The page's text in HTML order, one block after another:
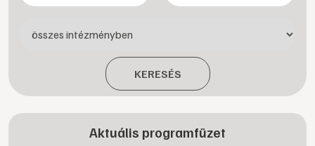
KERESÉS
Aktuális programfüzet